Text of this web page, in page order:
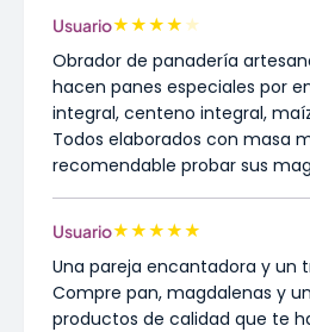
Usuario★★★★ ★
Obrador de panadería
hacen panes especiales por
integral, centeno integral,
Todos elaborados con masa
recomendable probar sus
Usuario★★★★★
Una pareja encantadora y un
Compre pan, magdalenas y
productos de calidad que te